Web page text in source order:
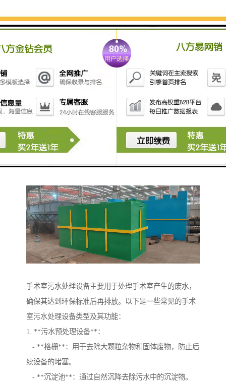
3. **生物处理系统**：利用微生物对有机物进行降解，
常见的有活性污泥法和生物膜法等。
4. **过滤系统**：采用砂滤、炭滤等方法去除水中细小
杂质和异味，提高水的清洁度。
5. **消毒设备**：使用紫外线灯、臭氧发生器等对水进
行消毒，以杀灭残留的病菌。
6. **污水回收系统**：一些的诊所会考虑将经过处理的
污水回收再利用，例如用于灌溉或冲厕。
在选择具体的污水处理设备时，牙科诊所应考虑当地的
法律法规、处理规模、处理效果和经济成本等因素。确
手术室污水处理设备主要用于处理手术室产生的废水，
确保其达到环保标准后再排放。以下是一些常见的手术
室污水处理设备类型及其功能：
1. **污水预处理设备**：
- **格栅**：用于去除大颗粒杂物和固体废物，防止后
续设备的堵塞。
- **沉淀池**：通过自然沉降去除污水中的沉淀物。